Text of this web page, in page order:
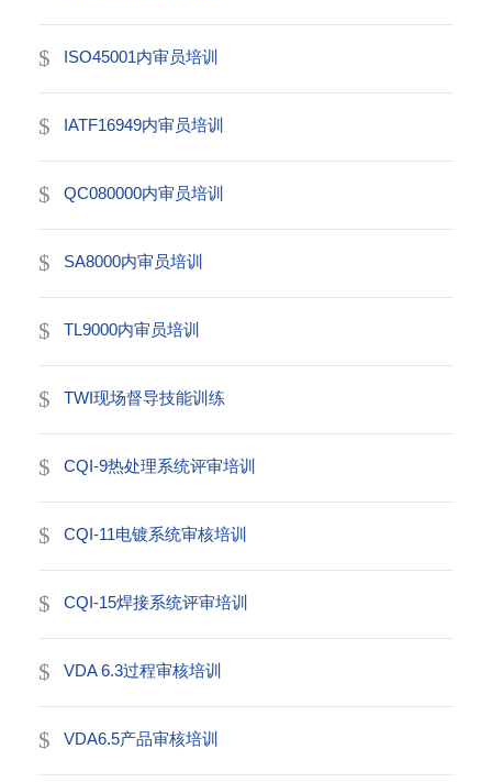
ISO45001内审员培训
IATF16949内审员培训
QC080000内审员培训
SA8000内审员培训
TL9000内审员培训
TWI现场督导技能训练
CQI-9热处理系统评审培训
CQI-11电镀系统审核培训
CQI-15焊接系统评审培训
VDA 6.3过程审核培训
VDA6.5产品审核培训